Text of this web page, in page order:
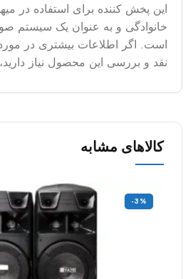
این پخش کننده برای استفاده در
خانوادگی و به عنوان یک سیستم
است. اگر اطلاعات بیشتری در
نقد و بررسی این محصول نیاز
کالاهای مشابه
-3%